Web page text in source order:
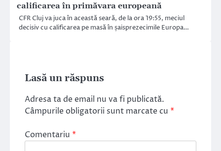
calificarea în primăvara europeană
CFR Cluj va juca în această seară, de la ora 19:55, meciul
decisiv cu calificarea pe masă în șaisprezecimile Europa…
Lasă un răspuns
Adresa ta de email nu va fi publicată.
Câmpurile obligatorii sunt marcate cu *
Comentariu *